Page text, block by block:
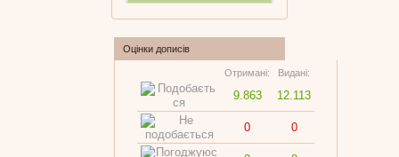
Оцінки дописів
Отримані: Видані:
9.863 12.113
0 0